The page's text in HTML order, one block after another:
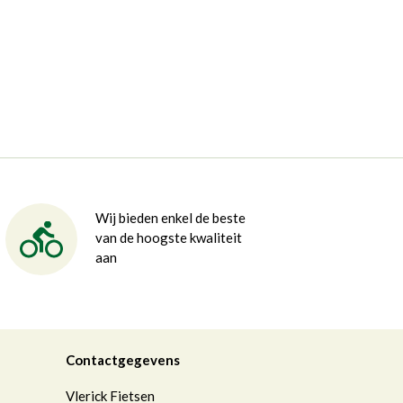
Wij bieden enkel de beste
van de hoogste kwaliteit
aan
Contactgegevens
Vlerick Fietsen